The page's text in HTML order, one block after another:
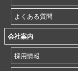
よくある質問
会社案内
採用情報